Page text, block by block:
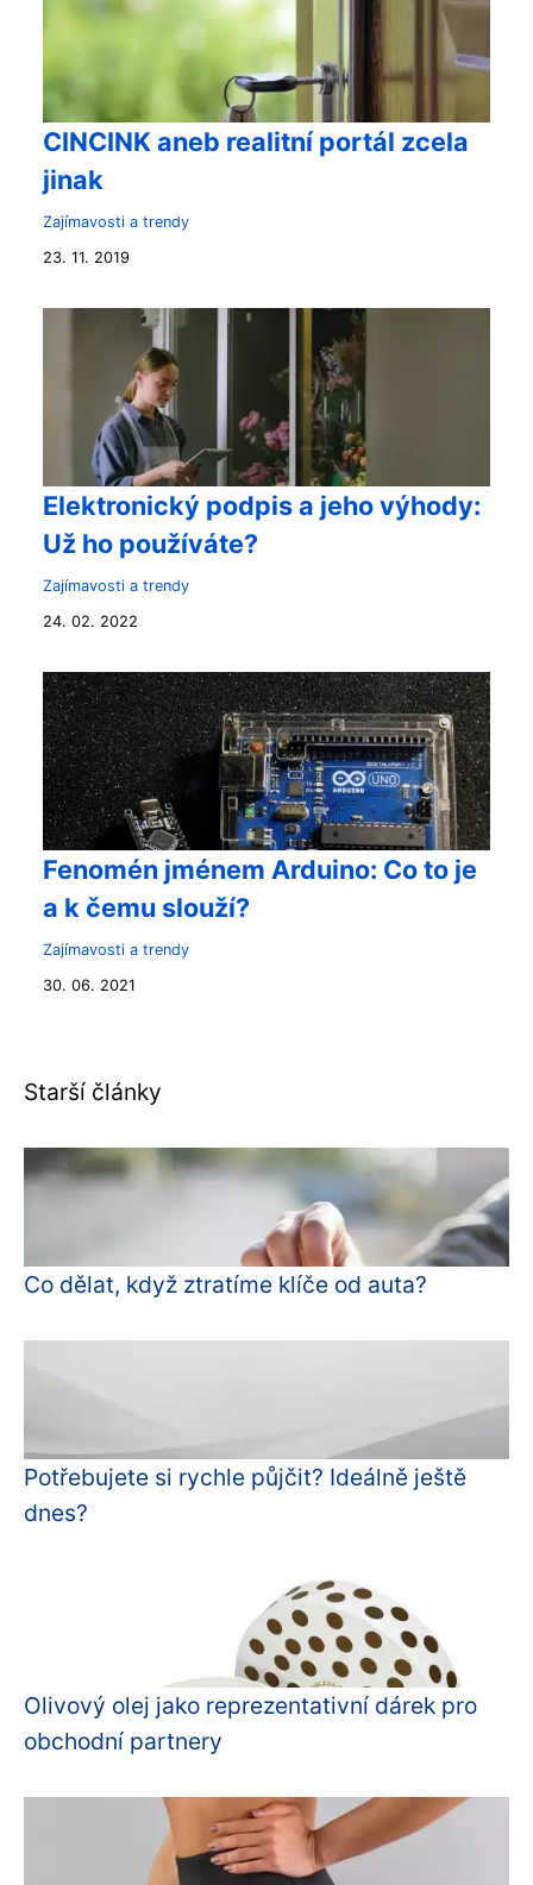
CINCINK aneb realitní portál zcela
jinak
Zajímavosti a trendy
23. 11. 2019
Elektronický podpis a jeho výhody:
Už ho používáte?
Zajímavosti a trendy
24. 02. 2022
Fenomén jménem Arduino: Co to je
a k čemu slouží?
Zajímavosti a trendy
30. 06. 2021
Starší články
Co dělat, když ztratíme klíče od auta?
Potřebujete si rychle půjčit? Ideálně ještě
dnes?
Olivový olej jako reprezentativní dárek pro
obchodní partnery